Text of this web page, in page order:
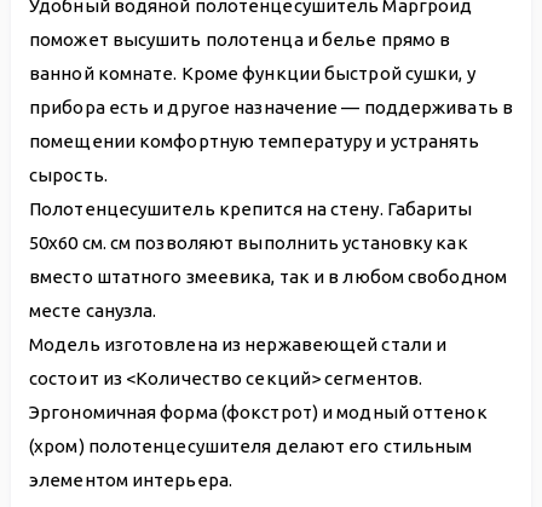
Удобный водяной полотенцесушитель Маргроид
поможет высушить полотенца и белье прямо в
ванной комнате. Кроме функции быстрой сушки, у
прибора есть и другое назначение — поддерживать в
помещении комфортную температуру и устранять
сырость.
Полотенцесушитель крепится на стену. Габариты
50х60 см. см позволяют выполнить установку как
вместо штатного змеевика, так и в любом свободном
месте санузла.
Модель изготовлена из нержавеющей стали и
состоит из <Количество секций> сегментов.
Эргономичная форма (фокстрот) и модный оттенок
(хром) полотенцесушителя делают его стильным
элементом интерьера.